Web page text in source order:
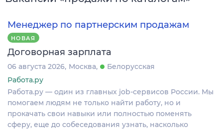
Менеджер по партнерским продажам
НОВАЯ
Договорная зарплата
06 августа 2026 Москва
Белорусская
Работа.ру
Работа.ру — один из главных job-сервисов России. Мы
помогаем людям не только найти работу, но и
прокачать свои навыки или полностью поменять
сферу, еще до собеседования узнать, насколько